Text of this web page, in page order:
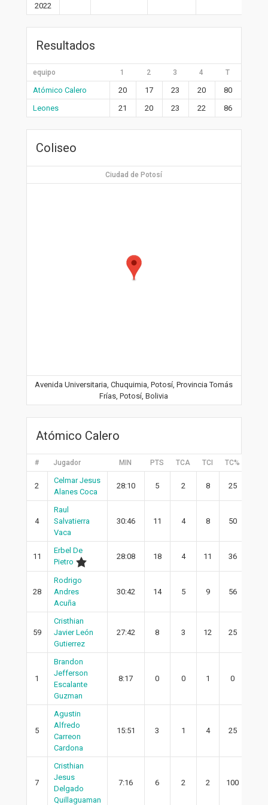
2022
Resultados
equipo 1 2 3 4 T
Atómico Calero 20 17 23 20
80
Leones
21 20 23 22 86
Coliseo
Ciudad de Potosí
Avenida Universitaria, Chuquimia, Potosí, Provincia Tomás
Frías, Potosí, Bolivia
Atómico Calero
# Jugador MIN PTS TCA TCI TC%
2
Celmar Jesus
Alanes Coca
28:10 5 2 8 25
4
Raul
Salvatierra
Vaca
30:46 11 4 8 50
11
Erbel De
Pietro
28:08 18 4 11 36
28
Rodrigo
Andres
Acuña
30:42 14 5 9 56
59
Cristhian
Javier León
Gutierrez
27:42 8 3 12 25
1
Brandon
Jefferson
Escalante
Guzman
8:17 0 0 1 0
5
Agustin
Alfredo
Carreon
Cardona
15:51 3 1 4 25
7
Cristhian
Jesus
Delgado
Quillaguaman
7:16 6 2 2 100